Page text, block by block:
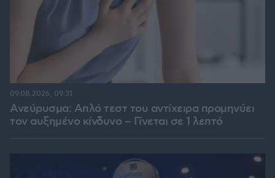
Ανεύρυσμα: Απλό τεστ του αντίχειρα προμηνύει
τον αυξημένο κίνδυνο – Γίνεται σε 1 λεπτό
09.08.2026, 09:31